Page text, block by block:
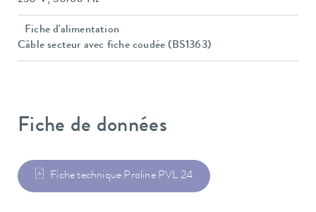
Fiche d'alimentation
Câble secteur avec fiche coudée (BS1363)
Fiche de données
Fiche technique Proline PVL 24